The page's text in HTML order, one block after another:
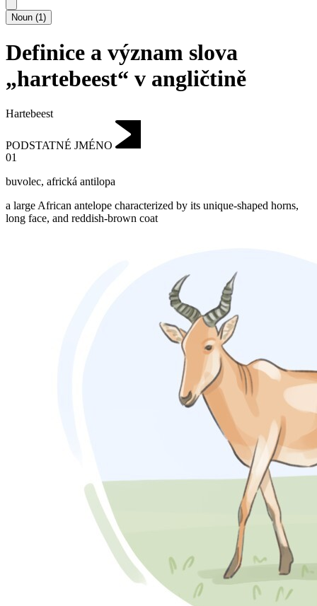
Noun (1)
Definice a význam slova
„hartebeest“ v angličtině
Hartebeest
PODSTATNÉ JMÉNO
01
buvolec, africká antilopa
a large African antelope characterized by its unique-shaped horns,
long face, and reddish-brown coat